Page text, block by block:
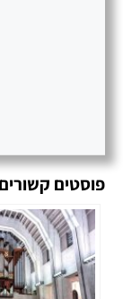
פוסטים